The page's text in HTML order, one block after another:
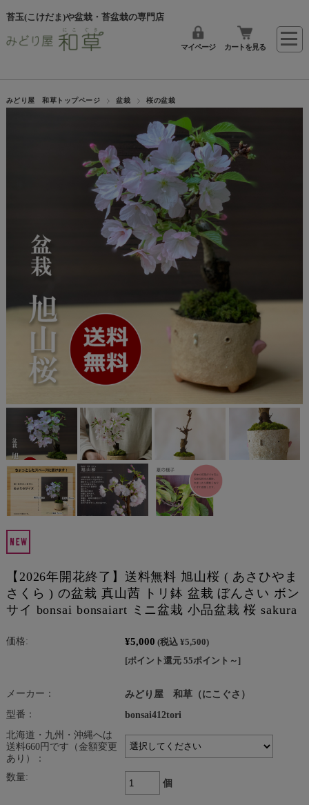
苔玉(こけだま)や盆栽・苔盆栽の専門店
マイページ カートを見る
みどり屋 和草トップページ 盆栽 桜の盆栽
【2026年開花終了】送料無料 旭山桜 ( あさひやま
さくら ) の盆栽 真山茜 トリ鉢 盆栽 ぼんさい ボン
サイ bonsai bonsaiart ミニ盆栽 小品盆栽 桜 sakura
価格: ¥5,000 (税込 ¥5,500)
[ポイント還元 55ポイント～]
メーカー：
みどり屋 和草（にこぐさ）
型番：
bonsai412tori
北海道・九州・沖縄へは
送料660円です（金額変更
あり）：
数量:
個